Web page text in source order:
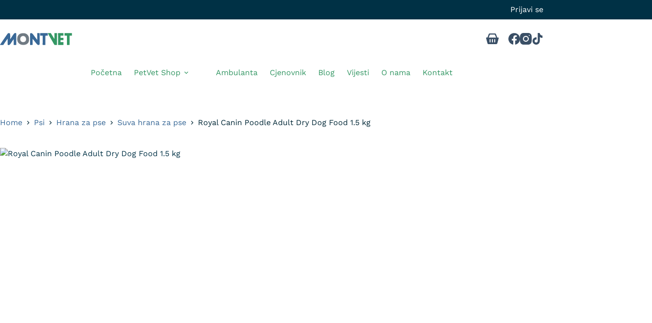
Prijavi se
Početna PetVet Shop Ambulanta Cjenovnik Blog Vijesti O nama Kontakt
Home Psi Hrana za pse Suva hrana za pse Royal Canin Poodle Adult Dry Dog Food 1.5 kg